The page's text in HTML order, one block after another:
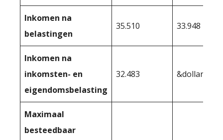
Inkomen na
belastingen
35.510 33.948
Inkomen na
inkomsten- en
eigendomsbelasting
32.483
Maximaal
besteedbaar